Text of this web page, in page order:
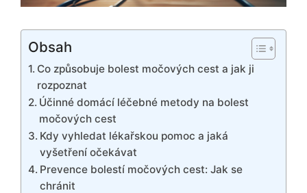
Obsah
Co způsobuje bolest močových cest a jak ji
rozpoznat
Účinné domácí léčebné metody na bolest
močových cest
Kdy vyhledat lékařskou pomoc a jaká
vyšetření očekávat
Prevence bolestí močových cest: Jak se
chránit